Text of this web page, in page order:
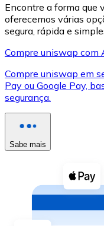
XRP
XRP
Ver tudo
Cupons cripto
Compre
Comprar com
Encontre a forma que
oferecemos várias
segura, rápida e
Compre uniswap com
Compre uniswap em
Pay ou Google Pay,
segurança.
Sabe mais